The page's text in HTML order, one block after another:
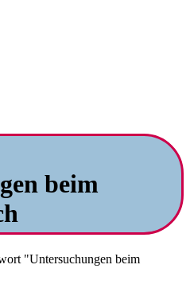
beim
"Untersuchungen beim